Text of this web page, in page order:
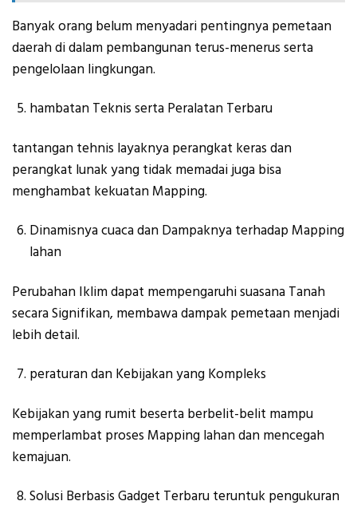
Banyak orang belum menyadari pentingnya pemetaan
daerah di dalam pembangunan terus-menerus serta
pengelolaan lingkungan.
hambatan Teknis serta Peralatan Terbaru
tantangan tehnis layaknya perangkat keras dan
perangkat lunak yang tidak memadai juga bisa
menghambat kekuatan Mapping.
Dinamisnya cuaca dan Dampaknya terhadap Mapping
lahan
Perubahan Iklim dapat mempengaruhi suasana Tanah
secara Signifikan, membawa dampak pemetaan menjadi
lebih detail.
peraturan dan Kebijakan yang Kompleks
Kebijakan yang rumit beserta berbelit-belit mampu
memperlambat proses Mapping lahan dan mencegah
kemajuan.
Solusi Berbasis Gadget Terbaru teruntuk pengukuran